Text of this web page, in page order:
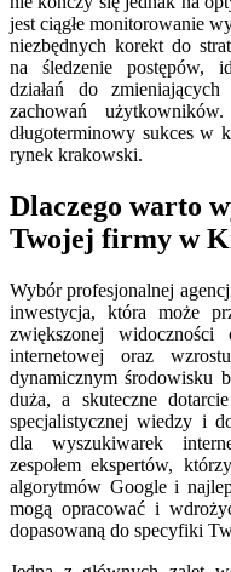
jest ciągłe monitorowanie
niezbędnych korekt do
na śledzenie postępów,
działań do
zachowań
długoterminowy sukces w
rynek krakowski.
Dlaczego warto
Twojej firmy w
Wybór profesjonalnej
inwestycja, która może
zwiększonej
internetowej oraz
dynamicznym środowisku
duża, a skuteczne
specjalistycznej wiedzy i
dla wyszukiwarek
zespołem ekspertów,
algorytmów Google i
mogą opracować i
dopasowaną do specyfiki